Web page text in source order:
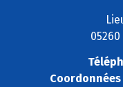
Coordonnées